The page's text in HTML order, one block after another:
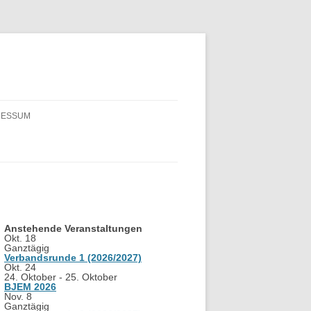
Anstehende Veranstaltungen
Okt. 18
Ganztägig
Verbandsrunde 1 (2026/2027)
Okt. 24
24. Oktober - 25. Oktober
BJEM 2026
Nov. 8
Ganztägig